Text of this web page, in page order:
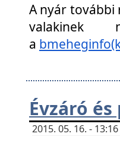
A nyár további
a
Évzáró
2015. 05. 16. -